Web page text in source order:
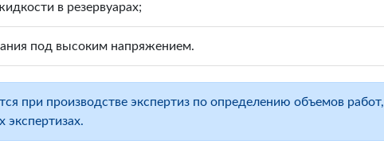
в резервуарах;
под высоким напряжением.
при производстве экспертиз по определению объемов работ,
экспертизах.